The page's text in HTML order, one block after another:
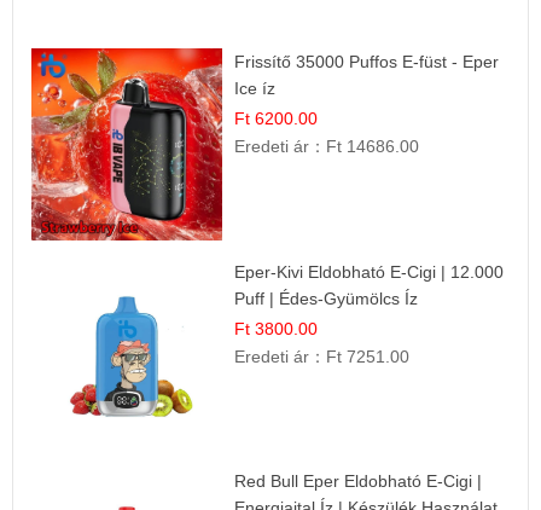
Frissítő 35000 Puffos E-füst - Eper
Ice íz
Ft 6200.00
Eredeti ár： Ft 14686.00
Eper-Kivi Eldobható E-Cigi | 12.000
Puff | Édes-Gyümölcs Íz
Ft 3800.00
Eredeti ár： Ft 7251.00
Red Bull Eper Eldobható E-Cigi |